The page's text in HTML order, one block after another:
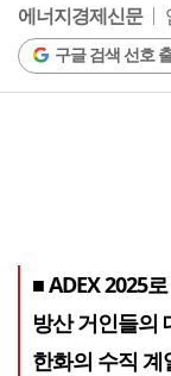
에너지경제신문
구글 검색 선호
■ ADEX 2025
방산 거인들의
한화의 수직 계